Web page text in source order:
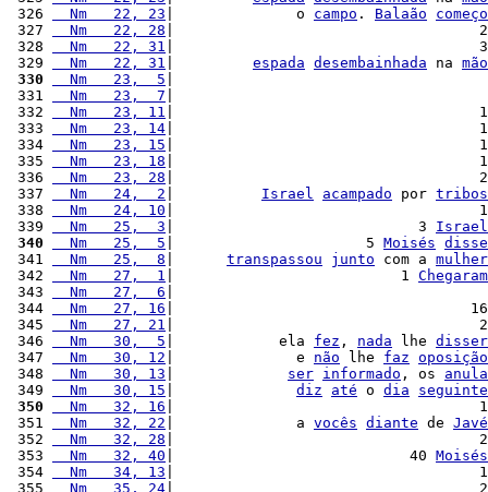
326
  Nm   22, 23
|              o campo . Balaão
327
  Nm   22, 28
|
328
  Nm   22, 31
|
329
  Nm   22, 31
espada desembainhada na mão
330
  Nm   23,  5
331
  Nm   23,  7
332
  Nm   23, 11
|
333
  Nm   23, 14
|
334
  Nm   23, 15
|
335
  Nm   23, 18
|
336
  Nm   23, 28
|
337
  Nm   24,  2
Israel acampado por tribos
338
  Nm   24, 10
|
339
  Nm   25,  3
|                            3 Israel
340
  Nm   25,  5
|                      5 Moisés disse
341
  Nm   25,  8
transpassou junto com a mulher
342
  Nm   27,  1
|                          1 Chegaram
343
  Nm   27,  6
344
  Nm   27, 16
|                                  16
345
  Nm   27, 21
|
346
  Nm   30,  5
|            ela fez , nada lhe disser
347
  Nm   30, 12
|              e não lhe faz oposição
348
  Nm   30, 13
ser informado , os anula
349
  Nm   30, 15
diz até o dia
seguinte
350
  Nm   32, 16
|
351
  Nm   32, 22
|              a vocês diante de Javé
352
  Nm   32, 28
|
353
  Nm   32, 40
|                           40 Moisés
354
  Nm   34, 13
|
355
  Nm   35, 24
|